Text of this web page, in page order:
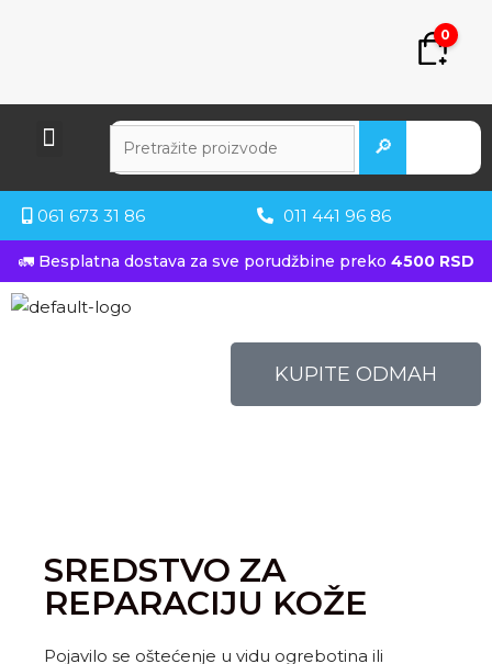
0
🔎
061 673 31 86 011 441 96 86
🚛 Besplatna dostava za sve porudžbine preko 4500 RSD
KUPITE ODMAH
SREDSTVO ZA
REPARACIJU KOŽE
Pojavilo se oštećenje u vidu ogrebotina ili